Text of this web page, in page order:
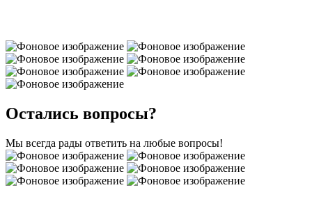
Остались вопросы?
Мы всегда рады ответить на любые вопросы!